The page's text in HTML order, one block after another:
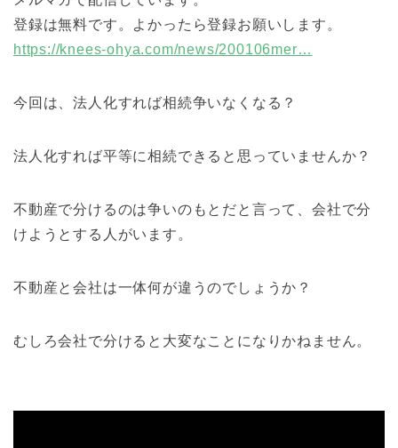
登録は無料です。よかったら登録お願いします。
https://knees-ohya.com/news/200106mer…
今回は、法人化すれば相続争いなくなる？
法人化すれば平等に相続できると思っていませんか？
不動産で分けるのは争いのもとだと言って、会社で分
けようとする人がいます。
不動産と会社は一体何が違うのでしょうか？
むしろ会社で分けると大変なことになりかねません。